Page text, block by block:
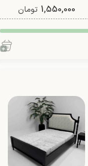
نفره (طرح 1)
1,550,000 تومان